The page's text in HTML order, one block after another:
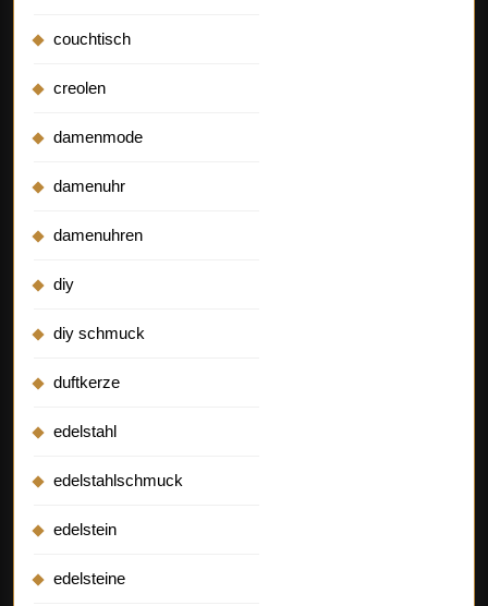
couchtisch
creolen
damenmode
damenuhr
damenuhren
diy
diy schmuck
duftkerze
edelstahl
edelstahlschmuck
edelstein
edelsteine